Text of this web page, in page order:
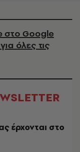
στο Google
όλες τις
έρχονται στο